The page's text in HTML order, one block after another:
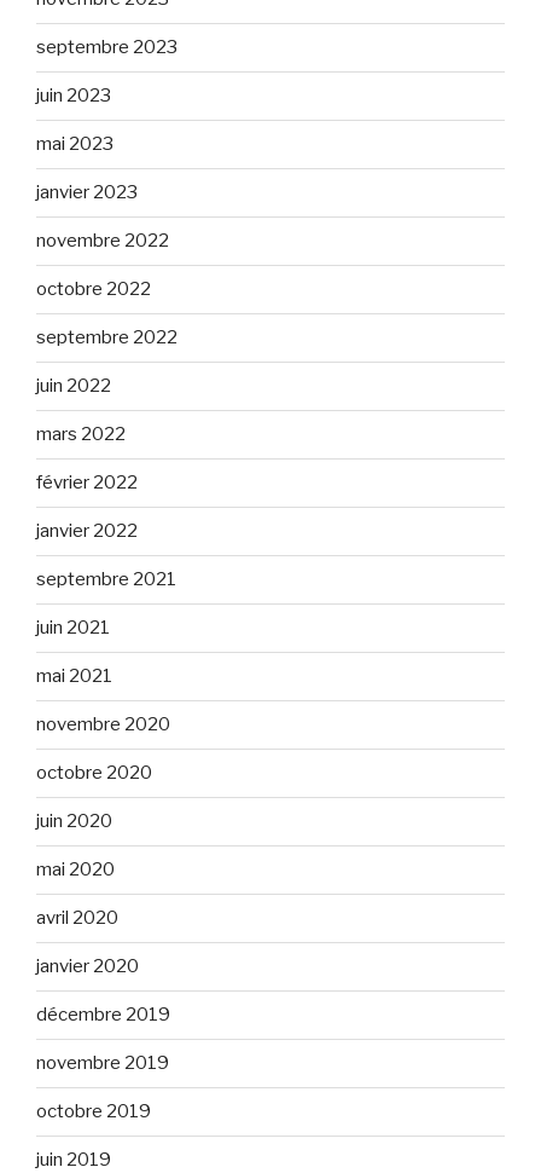
septembre 2023
juin 2023
mai 2023
janvier 2023
novembre 2022
octobre 2022
septembre 2022
juin 2022
mars 2022
février 2022
janvier 2022
septembre 2021
juin 2021
mai 2021
novembre 2020
octobre 2020
juin 2020
mai 2020
avril 2020
janvier 2020
décembre 2019
novembre 2019
octobre 2019
juin 2019